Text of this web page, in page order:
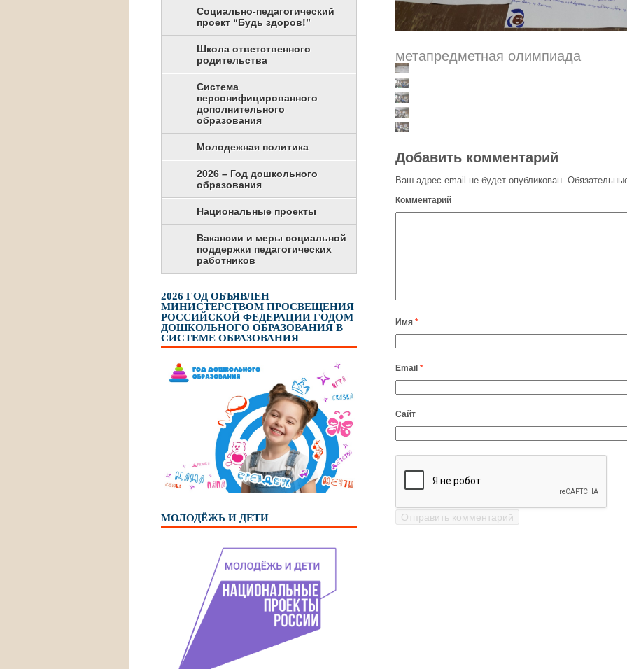
метапредметная олимпиада
Добавить комментарий
Ваш адрес email не будет опубликован.
Комментарий
Имя *
Email *
Сайт
Социально-педагогический
проект “Будь здоров!”
Школа ответственного
родительства
Система
персонифицированного
дополнительного
образования
Молодежная политика
2026 – Год дошкольного
образования
Национальные проекты
Вакансии и меры социальной
поддержки педагогических
работников
2026 ГОД ОБЪЯВЛЕН
МИНИСТЕРСТВОМ ПРОСВЕЩЕНИЯ
РОССИЙСКОЙ ФЕДЕРАЦИИ ГОДОМ
ДОШКОЛЬНОГО ОБРАЗОВАНИЯ В
СИСТЕМЕ ОБРАЗОВАНИЯ
МОЛОДЁЖЬ И ДЕТИ